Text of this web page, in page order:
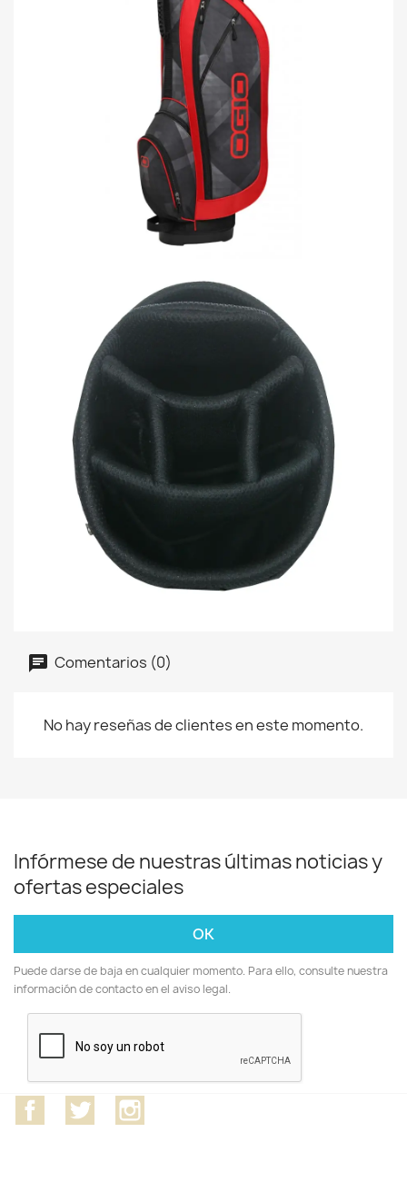
Comentarios (0)
No hay reseñas de clientes en este momento.
Infórmese de nuestras últimas noticias y
ofertas especiales
Puede darse de baja en cualquier momento. Para ello, consulte nuestra
información de contacto en el aviso legal.
FacebookTwitter